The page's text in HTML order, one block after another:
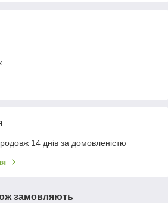
14 днів за домовленістю
замовляють